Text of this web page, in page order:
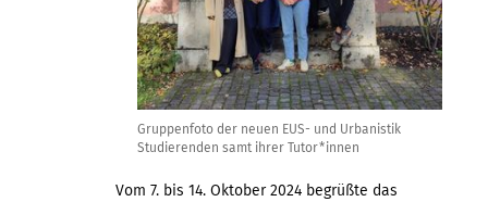
Gruppenfoto der neuen EUS- und Urbanistik
Studierenden samt ihrer Tutor*innen
Vom 7. bis 14. Oktober 2024 begrüßte das